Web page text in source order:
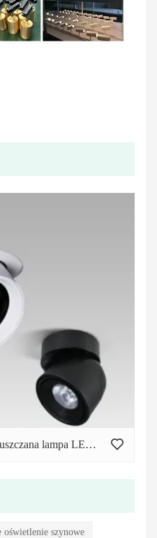
Aluminiowa ściemnialna wpuszczana lampa LED do pokazów scenicznych 10W okrągła
oświetlenie szynowe